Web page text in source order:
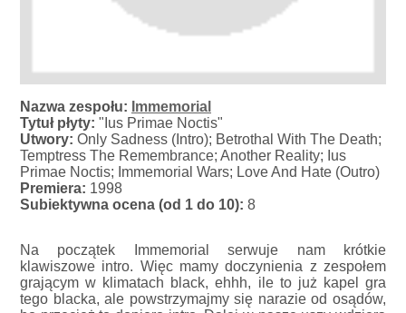
Nazwa zespołu: Immemorial
Tytuł płyty: "Ius Primae Noctis"
Utwory: Only Sadness (Intro); Betrothal With The Death;
Temptress The Remembrance; Another Reality; Ius
Primae Noctis; Immemorial Wars; Love And Hate (Outro)
Premiera: 1998
Subiektywna ocena (od 1 do 10): 8
Na początek Immemorial serwuje nam krótkie
klawiszowe intro. Więc mamy doczynienia z zespołem
grającym w klimatach black, ehhh, ile to już kapel gra
tego blacka, ale powstrzymajmy się narazie od osądów,